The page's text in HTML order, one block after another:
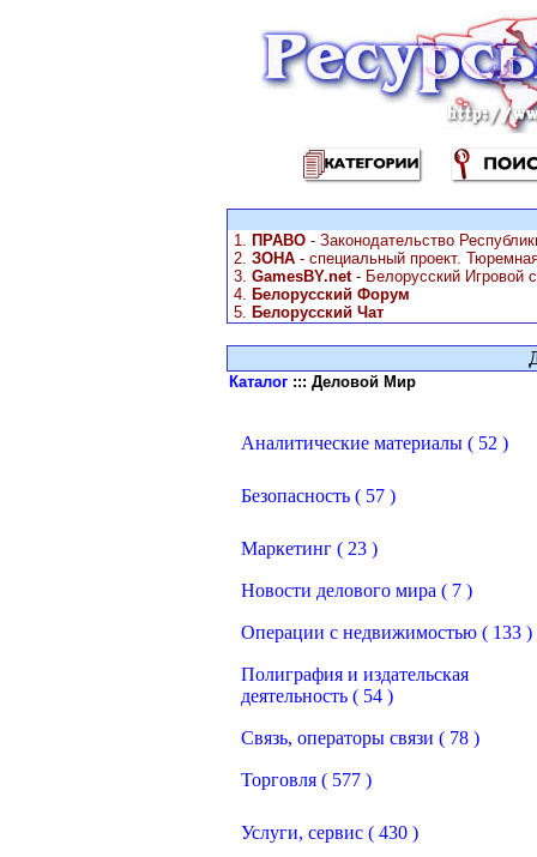
1. ПРАВО - Законодательство
2. ЗОНА - специальный проект.
3. GamesBY.net- Белорусский Игровой
4. Белорусский Форум
5. Белорусский Чат
Каталог ::: Деловой Мир
Аналитические материалы ( 52 )
Безопасность ( 57 )
Маркетинг ( 23 )
Новости делового мира ( 7 )
Операции с недвижимостью ( 133 )
Полиграфия и издательская
деятельность ( 54 )
Связь, операторы связи ( 78 )
Торговля ( 577 )
Услуги, сервис ( 430 )